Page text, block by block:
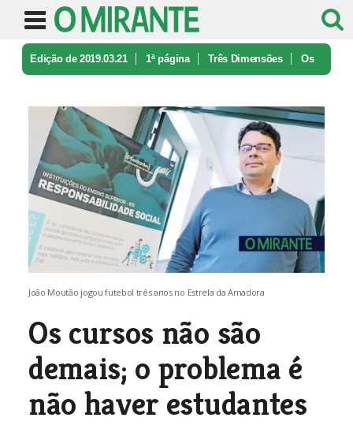
Edição de 2019.03.21 1ª página Três Dimensões Os
João Moutão jogou futebol três anos no Estrela da Amadora
Os cursos não são
demais; o problema é
não haver estudantes